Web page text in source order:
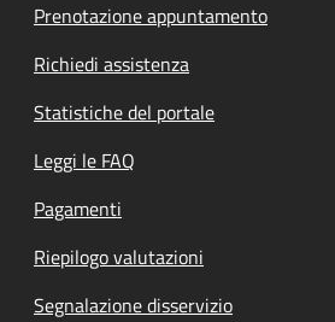
Prenotazione appuntamento
Richiedi assistenza
Statistiche del portale
Leggi le FAQ
Pagamenti
Riepilogo valutazioni
Segnalazione disservizio